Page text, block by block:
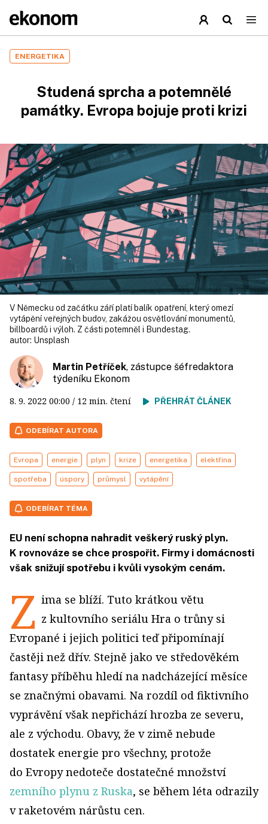
ENERGETIKA
Studená sprcha a potemnělé
památky. Evropa bojuje proti krizi
V Německu od začátku září platí balík opatření, který omezí
vytápění veřejných budov, zakážou osvětlování monumentů,
billboardů i výloh. Z části potemněl i Bundestag.
autor: Unsplash
Martin Petříček, zástupce šéfredaktora
týdeníku Ekonom
8. 9. 2022 00:00 / 12 min. čtení PŘEHRÁT ČLÁNEK
ODEBÍRAT AUTORA
Evropa energie plyn krize energetika elektřina
spotřeba úspory průmysl vytápění
ODEBÍRAT TÉMA
EU není schopna nahradit veškerý ruský plyn.
K rovnováze se chce prospořit. Firmy i domácnosti
však snižují spotřebu i kvůli vysokým cenám.
Z ima se blíží. Tuto krátkou větu
z kultovního seriálu Hra o trůny si
Evropané i jejich politici teď připomínají
častěji než dřív. Stejně jako ve středověkém
fantasy příběhu hledí na nadcházející měsíce
se značnými obavami. Na rozdíl od fiktivního
vyprávění však nepřichází hrozba ze severu,
ale z východu. Obavy, že v zimě nebude
dostatek energie pro všechny, protože
do Evropy nedoteče dostatečné množství
zemního plynu z Ruska, se během léta odrazily
v raketovém nárůstu cen.